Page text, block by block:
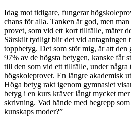
Idag mot tidigare, fungerar
chans för alla. Tanken är god, men
provet, som vid ett kort tillfälle, mäter
Särskilt tydligt blir det vid antagningen
toppbetyg. Det som stör mig, är att den
97% av de högsta betygen, kanske får
till den som vid ett tillfälle, under några
högskoleprovet. En längre akademisk
Höga betyg rakt igenom gymnasiet
betyg i en kurs kräver långt mycket
skrivning. Vad hände med begrepp
kunskaps moder?”